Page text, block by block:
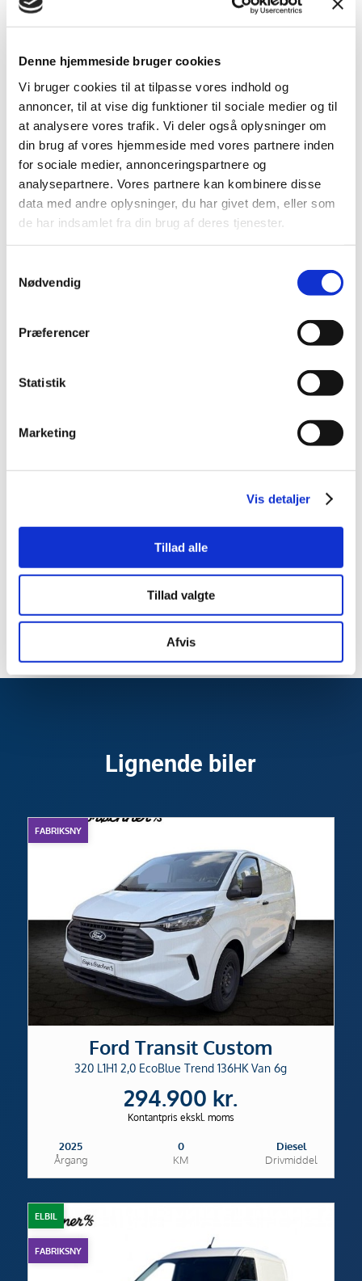
Denne hjemmeside bruger cookies
Vi bruger cookies til at tilpasse vores indhold og
annoncer, til at vise dig funktioner til sociale medier og til
at analysere vores trafik. Vi deler også oplysninger om
din brug af vores hjemmeside med vores partnere inden
for sociale medier, annonceringspartnere og
analysepartnere. Vores partnere kan kombinere disse
data med andre oplysninger, du har givet dem, eller som
de har indsamlet fra din brug af deres tjenester.
Nødvendig
Præferencer
Statistik
Marketing
Vis detaljer
Tillad alle
Tillad valgte
Afvis
Udstyr
12V udtag
Aircondition
Bluetooth
Elruder for
El-spejle med varme
Fartpilot
Håndfri telefon
Servo
Sædevarme for
USB stik
Udvendig
Højdejusterbart
ABS
Isofix
Ekstraudstyr
Lignende biler
FABRIKSNY
Ford Transit Custom
320 L1H1 2,0 EcoBlue Trend 136HK Van 6g
294.900 kr.
Kontantpris ekskl. moms
2025
Årgang
0
KM
Diesel
Drivmiddel
ELBIL
FABRIKSNY